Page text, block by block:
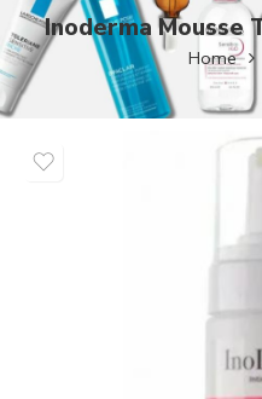
Inoderma Mousse
Home